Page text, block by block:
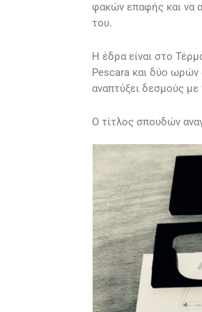
φακών επαφής και να
του.
Η έδρα είναι στο
Pescara και δύο ωρών
αναπτύξει δεσμούς
O τίτλος σπουδών